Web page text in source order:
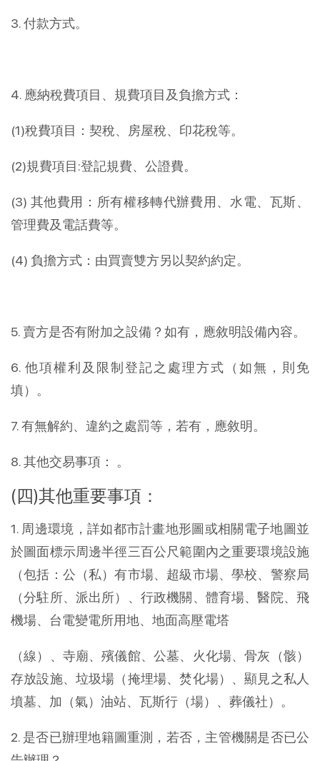
3. 付款方式。
4. 應納稅費項目、規費項目及負擔方式：
(1)稅費項目：契稅、房屋稅、印花稅等。
(2)規費項目:登記規費、公證費。
(3) 其他費用：所有權移轉代辦費用、水電、瓦斯、
管理費及電話費等。
(4) 負擔方式：由買賣雙方另以契約約定。
5. 賣方是否有附加之設備？如有，應敘明設備內容。
6. 他項權利及限制登記之處理方式（如無，則免
填）。
7. 有無解約、違約之處罰等，若有，應敘明。
8. 其他交易事項： 。
(四)其他重要事項：
1. 周邊環境，詳如都市計畫地形圖或相關電子地圖並
於圖面標示周邊半徑三百公尺範圍內之重要環境設施
（包括：公（私）有市場、超級市場、學校、警察局
（分駐所、派出所）、行政機關、體育場、醫院、飛
機場、台電變電所用地、地面高壓電塔
（線）、寺廟、殯儀館、公墓、火化場、骨灰（骸）
存放設施、垃圾場（掩埋場、焚化場）、顯見之私人
墳墓、加（氣）油站、瓦斯行（場）、葬儀社）。
2. 是否已辦理地籍圖重測，若否，主管機關是否已公